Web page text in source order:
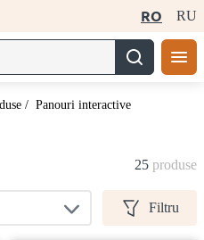
RO RU
/ Panouri interactive
25 produse
Filtru